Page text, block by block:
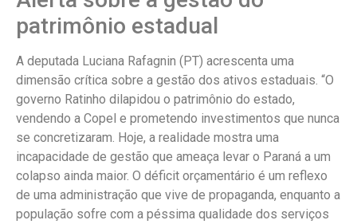
patrimônio estadual
A deputada Luciana Rafagnin (PT) acrescenta uma
dimensão crítica sobre a gestão dos ativos estaduais. “O
governo Ratinho dilapidou o patrimônio do estado,
vendendo a Copel e prometendo investimentos que nunca
se concretizaram. Hoje, a realidade mostra uma
incapacidade de gestão que ameaça levar o Paraná a um
colapso ainda maior. O déficit orçamentário é um reflexo
de uma administração que vive de propaganda, enquanto a
população sofre com a péssima qualidade dos serviços